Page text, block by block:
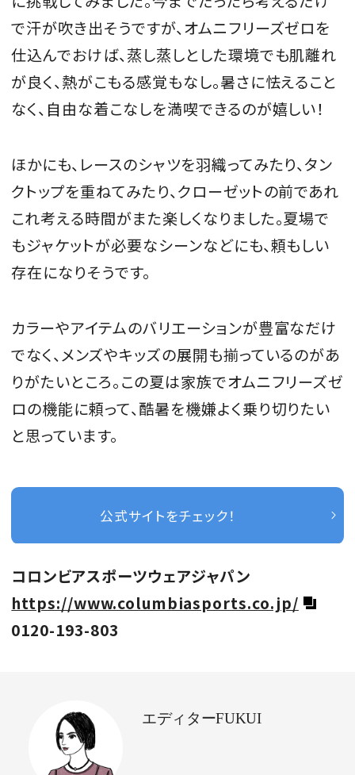
で汗が吹き出そうですが、オムニフリーズゼロを
仕込んでおけば、蒸し蒸しとした環境でも肌離れ
が良く、熱がこもる感覚もなし。暑さに怯えること
なく、自由な着こなしを満喫できるのが嬉しい！
ほかにも、レースのシャツを羽織ってみたり、タン
クトップを重ねてみたり、クローゼットの前であれ
これ考える時間がまた楽しくなりました。夏場で
もジャケットが必要なシーンなどにも、頼もしい
存在になりそうです。
カラーやアイテムのバリエーションが豊富なだけ
でなく、メンズやキッズの展開も揃っているのがあ
りがたいところ。この夏は家族でオムニフリーズゼ
ロの機能に頼って、酷暑を機嫌よく乗り切りたい
と思っています。
公式サイトをチェック！
コロンビアスポーツウェアジャパン
https://www.columbiasports.co.jp/
0120-193-803
エディターFUKUI